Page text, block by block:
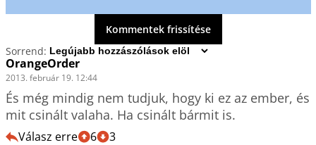
Kommentek frissítése
Sorrend:
OrangeOrder
2013. február 19. 12:44
És még mindig nem tudjuk, hogy ki ez az ember, és
mit csinált valaha. Ha csinált bármit is.
Válasz erre 6 3